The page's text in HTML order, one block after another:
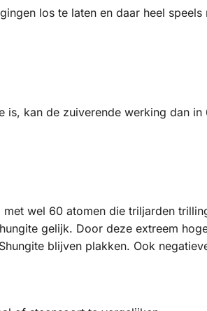
los te laten en daar heel speels
kan de zuiverende werking dan in
wel 60 atomen die triljarden
gelijk. Door deze extreem
blijven plakken. Ook